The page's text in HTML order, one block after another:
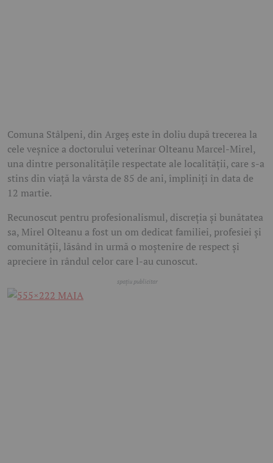
Comuna Stâlpeni, din Argeș este în doliu după trecerea la
cele veșnice a doctorului veterinar Olteanu Marcel-Mirel,
una dintre personalitățile respectate ale localității, care s-a
stins din viață la vârsta de 85 de ani, împliniți în data de
12 martie.
Recunoscut pentru profesionalismul, discreția și bunătatea
sa, Mirel Olteanu a fost un om dedicat familiei, profesiei și
comunității, lăsând în urmă o moștenire de respect și
apreciere în rândul celor care l-au cunoscut.